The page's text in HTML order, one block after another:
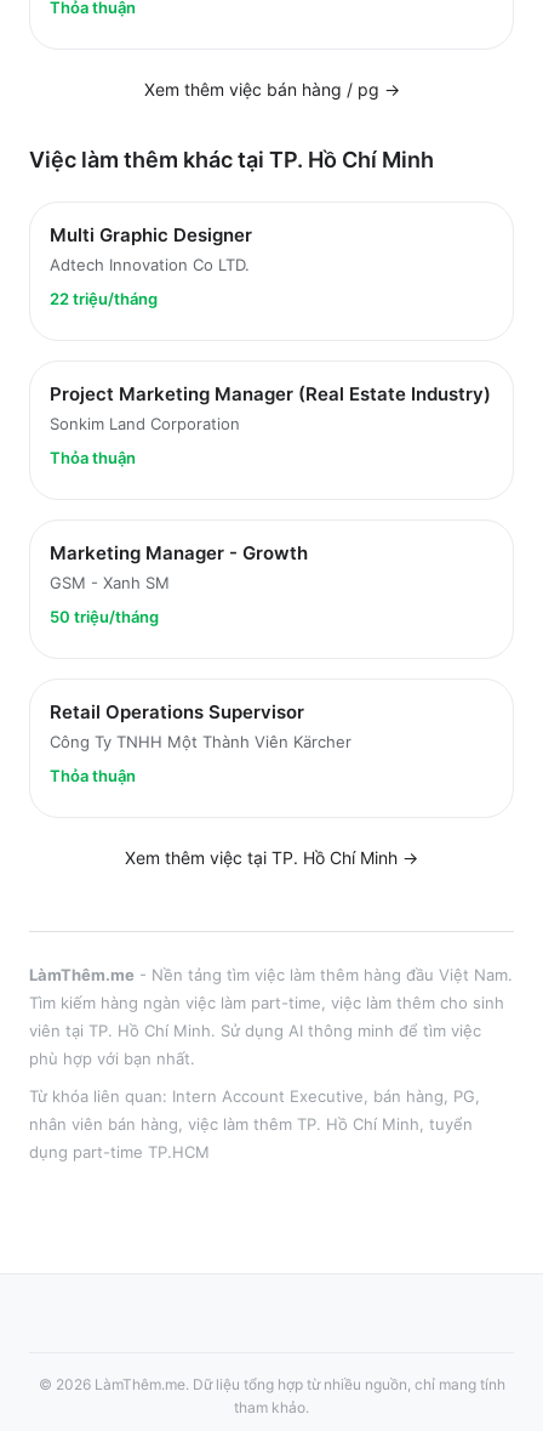
Thỏa thuận
Xem thêm việc bán hàng / pg →
Việc làm thêm khác tại TP. Hồ Chí Minh
Multi Graphic Designer
Adtech Innovation Co LTD.
22 triệu/tháng
Project Marketing Manager (Real Estate Industry)
Sonkim Land Corporation
Thỏa thuận
Marketing Manager - Growth
GSM - Xanh SM
50 triệu/tháng
Retail Operations Supervisor
Công Ty TNHH Một Thành Viên Kärcher
Thỏa thuận
Xem thêm việc tại TP. Hồ Chí Minh →
LàmThêm.me - Nền tảng tìm việc làm thêm hàng đầu Việt Nam.
Tìm kiếm hàng ngàn việc làm part-time, việc làm thêm cho sinh
viên tại TP. Hồ Chí Minh. Sử dụng AI thông minh để tìm việc
phù hợp với bạn nhất.
Từ khóa liên quan: Intern Account Executive
bán hàng, PG,
nhân viên bán hàng , việc làm thêm TP. Hồ Chí Minh , tuyển
dụng part-time TP.HCM
© 2026 LàmThêm.me. Dữ liệu tổng hợp từ nhiều nguồn, chỉ mang tính
tham khảo.